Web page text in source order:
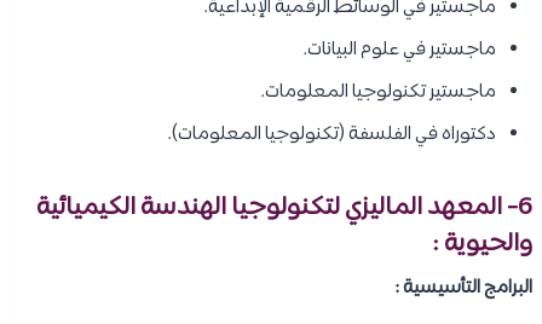
ماجستير في الوسائط الرقمية الإبداعية.
ماجستير في علوم البيانات.
ماجستير تكنولوجيا المعلومات.
دكتوراه في الفلسفة (تكنولوجيا المعلومات).
6- المعهد الماليزي لتكنولوجيا الهندسة الكيميائية
والحيوية :
البرامج التأسيسية :